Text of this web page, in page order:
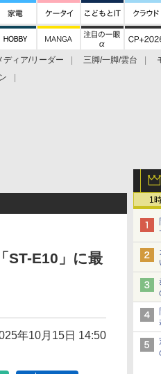
ディア/リーダー 三脚/一脚/雲台
1
ST-E10」に最
年10月15日 14:50